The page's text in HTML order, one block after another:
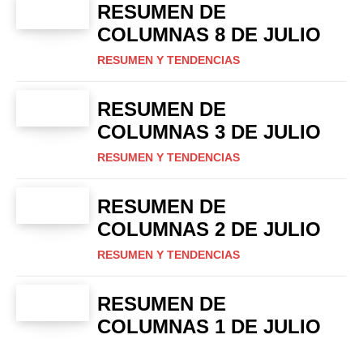
RESUMEN DE
COLUMNAS 8 DE JULIO
RESUMEN Y TENDENCIAS
RESUMEN DE
COLUMNAS 3 DE JULIO
RESUMEN Y TENDENCIAS
RESUMEN DE
COLUMNAS 2 DE JULIO
RESUMEN Y TENDENCIAS
RESUMEN DE
COLUMNAS 1 DE JULIO